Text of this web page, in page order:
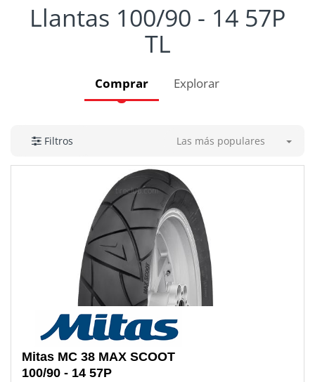
Llantas 100/90 - 14 57P
TL
Comprar Explorar
Filtros Las más populares
Mitas MC 38 MAX SCOOT
100/90 - 14 57P